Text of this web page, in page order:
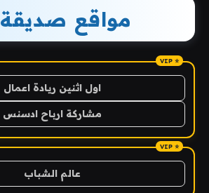
مواقع صديقة
اول اثنين ريادة اعمال
مشاركة ارباح ادسنس
عالم الشباب